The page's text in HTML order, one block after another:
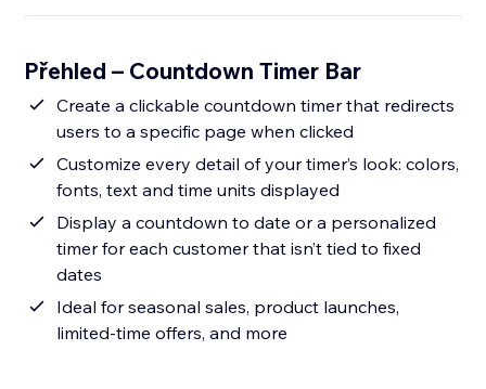
Přehled – Countdown Timer Bar
Create a clickable countdown timer that redirects
users to a specific page when clicked
Customize every detail of your timer’s look: colors,
fonts, text and time units displayed
Display a countdown to date or a personalized
timer for each customer that isn’t tied to fixed
dates
Ideal for seasonal sales, product launches,
limited-time offers, and more